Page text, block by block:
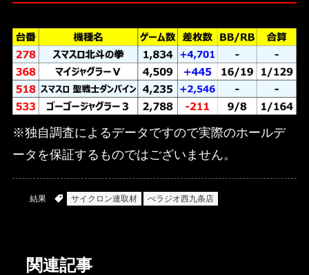
※独自調査によるデータですので実際のホールデ
ータを保証するものではございません。
結果 サイクロン連取材 べラジオ西九条店
関連記事